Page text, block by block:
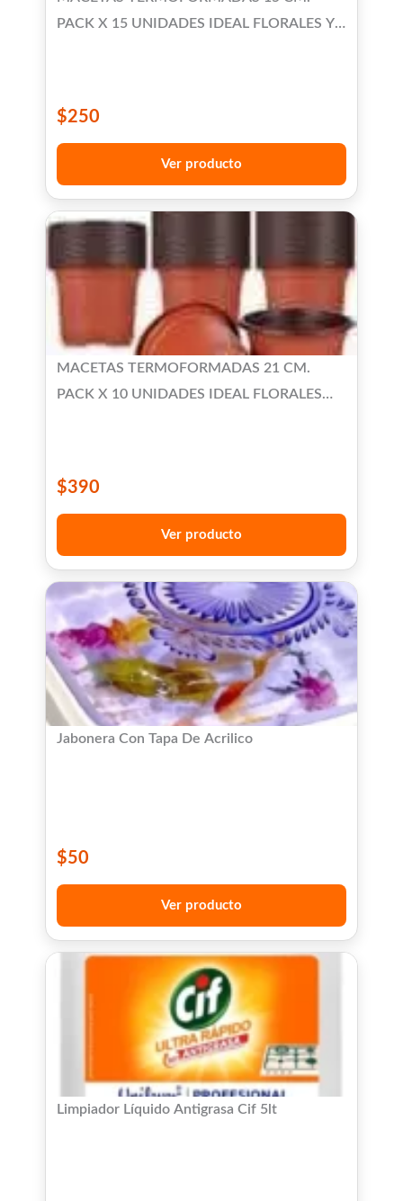
PACK X 15 UNIDADES IDEAL FLORALES Y
$250
Ver producto
MACETAS TERMOFORMADAS 21 CM.
PACK X 10 UNIDADES IDEAL FLORALES
$390
Ver producto
Jabonera Con Tapa De Acrilico
$50
Ver producto
Limpiador Líquido Antigrasa Cif 5lt